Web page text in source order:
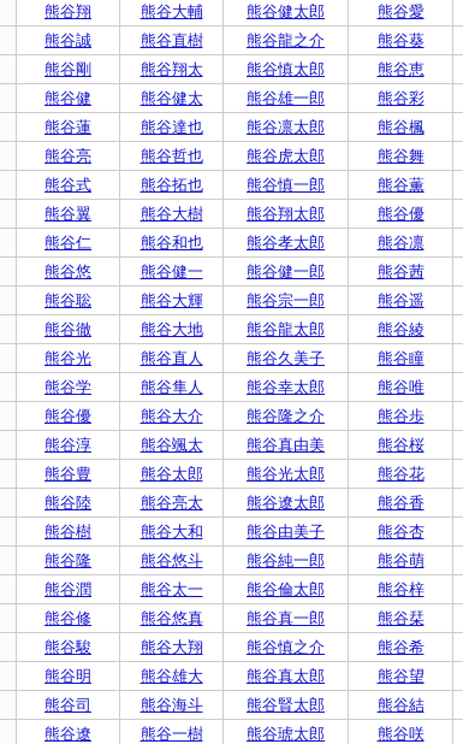
熊谷翔 熊谷大輔 熊谷健太郎 熊谷愛
熊谷誠 熊谷直樹 熊谷龍之介 熊谷葵
熊谷剛 熊谷翔太 熊谷慎太郎 熊谷恵
熊谷健 熊谷健太 熊谷雄一郎 熊谷彩
熊谷蓮 熊谷達也 熊谷凛太郎 熊谷楓
熊谷亮 熊谷哲也 熊谷虎太郎 熊谷舞
熊谷式 熊谷拓也 熊谷慎一郎 熊谷薫
熊谷翼 熊谷大樹 熊谷翔太郎 熊谷優
熊谷仁 熊谷和也 熊谷孝太郎 熊谷凛
熊谷悠 熊谷健一 熊谷健一郎 熊谷茜
熊谷聡 熊谷大輝 熊谷宗一郎 熊谷遥
熊谷徹 熊谷大地 熊谷龍太郎 熊谷綾
熊谷光 熊谷直人 熊谷久美子 熊谷瞳
熊谷学 熊谷隼人 熊谷幸太郎 熊谷唯
熊谷優 熊谷大介 熊谷隆之介 熊谷歩
熊谷淳 熊谷颯太 熊谷真由美 熊谷桜
熊谷豊 熊谷太郎 熊谷光太郎 熊谷花
熊谷陸 熊谷亮太 熊谷遼太郎 熊谷香
熊谷樹 熊谷大和 熊谷由美子 熊谷杏
熊谷隆 熊谷悠斗 熊谷純一郎 熊谷萌
熊谷潤 熊谷太一 熊谷倫太郎 熊谷梓
熊谷修 熊谷悠真 熊谷真一郎 熊谷栞
熊谷駿 熊谷大翔 熊谷慎之介 熊谷希
熊谷明 熊谷雄大 熊谷真太郎 熊谷望
熊谷司 熊谷海斗 熊谷賢太郎 熊谷結
熊谷遼 熊谷一樹 熊谷琥太郎 熊谷咲